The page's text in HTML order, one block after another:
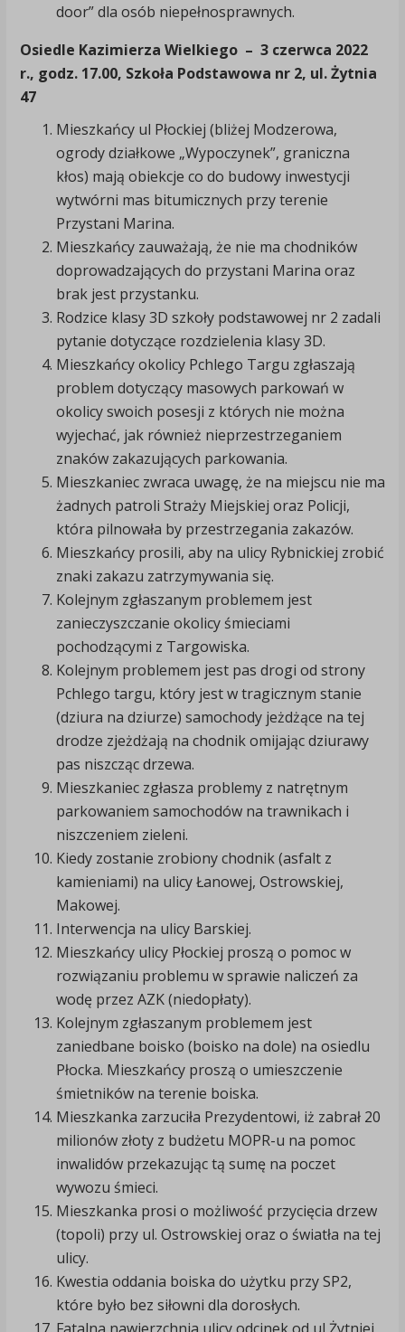
door” dla osób niepełnosprawnych.
Osiedle Kazimierza Wielkiego– 3 czerwca 2022
r., godz. 17.00, Szkoła Podstawowa nr 2, ul. Żytnia
47
Mieszkańcy ul Płockiej (bliżej Modzerowa,
ogrody działkowe „Wypoczynek”, graniczna
kłos) mają obiekcje co do budowy inwestycji
wytwórni mas bitumicznych przy terenie
Przystani Marina.
Mieszkańcy zauważają, że nie ma chodników
doprowadzających do przystani Marina oraz
brak jest przystanku.
Rodzice klasy 3D szkoły podstawowej nr 2 zadali
pytanie dotyczące rozdzielenia klasy 3D.
Mieszkańcy okolicy Pchlego Targu zgłaszają
problem dotyczący masowych parkowań w
okolicy swoich posesji z których nie można
wyjechać, jak również nieprzestrzeganiem
znaków zakazujących parkowania.
Mieszkaniec zwraca uwagę, że na miejscu nie ma
żadnych patroli Straży Miejskiej oraz Policji,
która pilnowała by przestrzegania zakazów.
Mieszkańcy prosili, aby na ulicy Rybnickiej zrobić
znaki zakazu zatrzymywania się.
Kolejnym zgłaszanym problemem jest
zanieczyszczanie okolicy śmieciami
pochodzącymi z Targowiska.
Kolejnym problemem jest pas drogi od strony
Pchlego targu, który jest w tragicznym stanie
(dziura na dziurze) samochody jeżdżące na tej
drodze zjeżdżają na chodnik omijając dziurawy
pas niszcząc drzewa.
Mieszkaniec zgłasza problemy z natrętnym
parkowaniem samochodów na trawnikach i
niszczeniem zieleni.
Kiedy zostanie zrobiony chodnik (asfalt z
kamieniami) na ulicy Łanowej, Ostrowskiej,
Makowej.
Interwencja na ulicy Barskiej.
Mieszkańcy ulicy Płockiej proszą o pomoc w
rozwiązaniu problemu w sprawie naliczeń za
wodę przez AZK (niedopłaty).
Kolejnym zgłaszanym problemem jest
zaniedbane boisko (boisko na dole) na osiedlu
Płocka. Mieszkańcy proszą o umieszczenie
śmietników na terenie boiska.
Mieszkanka zarzuciła Prezydentowi, iż zabrał 20
milionów złoty z budżetu MOPR-u na pomoc
inwalidów przekazując tą sumę na poczet
wywozu śmieci.
Mieszkanka prosi o możliwość przycięcia drzew
(topoli) przy ul. Ostrowskiej oraz o światła na tej
ulicy.
Kwestia oddania boiska do użytku przy SP2,
które było bez siłowni dla dorosłych.